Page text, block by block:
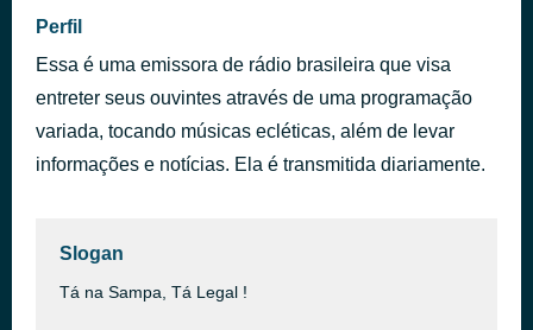
Perfil
Essa é uma emissora de rádio brasileira que visa
entreter seus ouvintes através de uma programação
variada, tocando músicas ecléticas, além de levar
informações e notícias. Ela é transmitida diariamente.
Slogan
Tá na Sampa, Tá Legal !